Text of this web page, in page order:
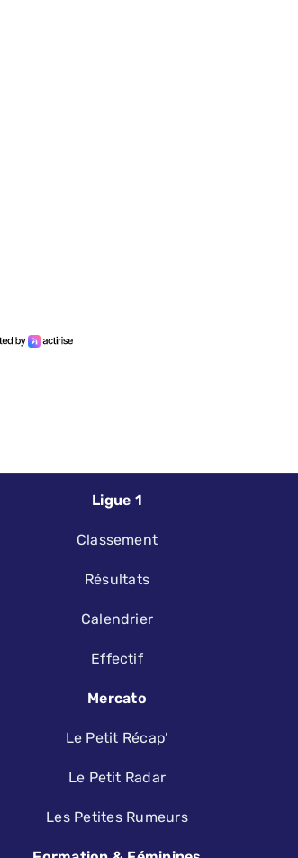
Ligue 1
Classement
Résultats
Calendrier
Effectif
Mercato
Le Petit Récap’
Le Petit Radar
Les Petites Rumeurs